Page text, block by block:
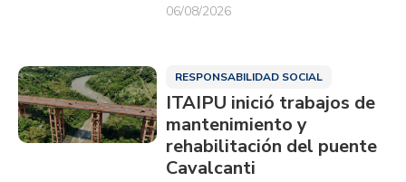
06/08/2026
RESPONSABILIDAD SOCIAL
ITAIPU inició trabajos de
mantenimiento y
rehabilitación del puente
Cavalcanti